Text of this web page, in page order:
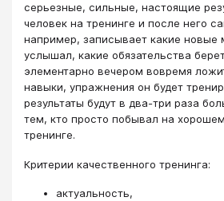
серьезные, сильные, настоящие
человек на тренинге и после него
например, записывает какие новые
услышал, какие обязательства
элементарно вечером вовремя
навыки, упражнения он будет
результаты будут в два-три раза
тем, кто просто побывал на
тренинге.
Критерии качественного тренинга:
актуальность,